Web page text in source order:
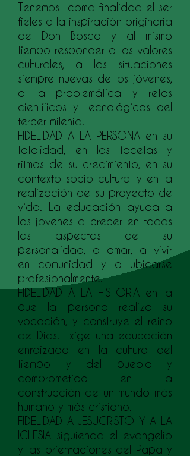
Tenemos como finalidad el ser
fieles a la inspiración originaria
de Don Bosco y al mismo
tiempo responder a los valores
culturales, a las situaciones
siempre nuevas de los jóvenes,
a la problemática y retos
científicos y tecnológicos del
tercer milenio.
FIDELIDAD A LA PERSONA en su
totalidad, en las facetas y
ritmos de su crecimiento, en su
contexto socio cultural y en la
realización de su proyecto de
vida. La educación ayuda a
los jovenes a crecer en todos
los aspectos de su
personalidad, a amar, a vivir
en comunidad y a ubicarse
profesionalmente.
FIDELIDAD A LA HISTORIA en la
que la persona realiza su
vocación, y construye el reino
de Dios. Exige una educación
enraizada en la cultura del
tiempo y del pueblo y
comprometida en la
construcción de un mundo más
humano y más cristiano.
FIDELIDAD A JESUCRISTO Y A LA
IGLESIA siguiendo el evangelio
y las orientaciones del Papa y